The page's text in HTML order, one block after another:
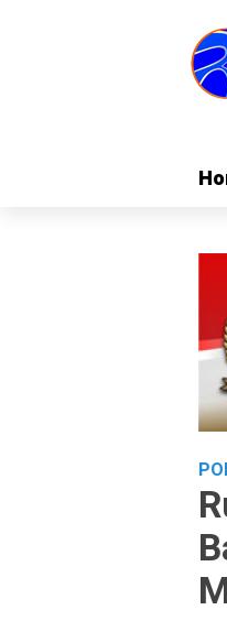
Hormati Pengunduran Diri